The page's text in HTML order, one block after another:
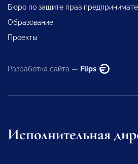
Бюро по защите прав
Образование
Проекты
Разработка сайта — Flips
Исполнительная